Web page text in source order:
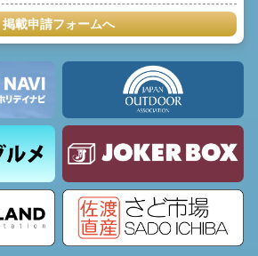
掲載申請フォームへ